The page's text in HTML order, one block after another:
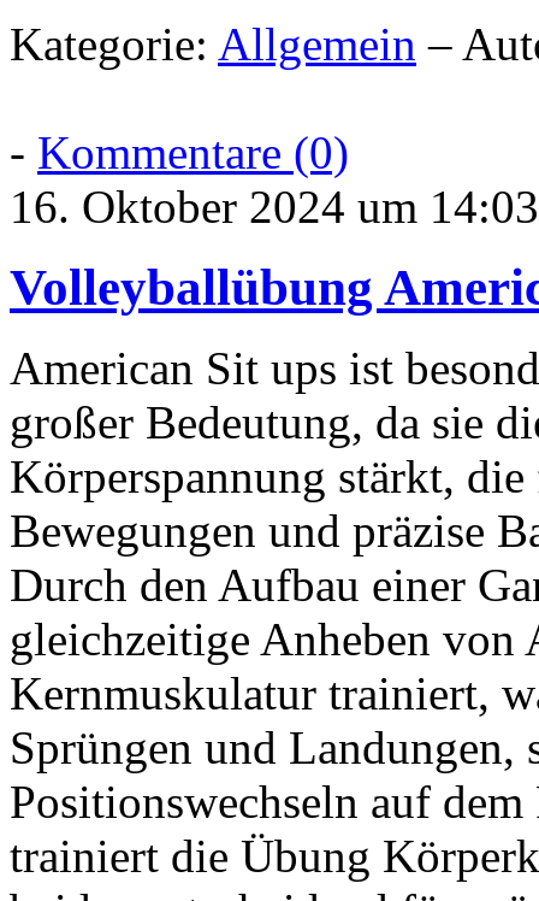
Kategorie: Allgemein –
- Kommentare (0)
16. Oktober 2024 um 14:03
Volleyballübung
American Sit ups ist
großer Bedeutung, da sie
Körperspannung stärkt,
Bewegungen und präzise
Durch den Aufbau einer
gleichzeitige Anheben
Kernmuskulatur trainiert,
Sprüngen und Landungen,
Positionswechseln auf
trainiert die Übung